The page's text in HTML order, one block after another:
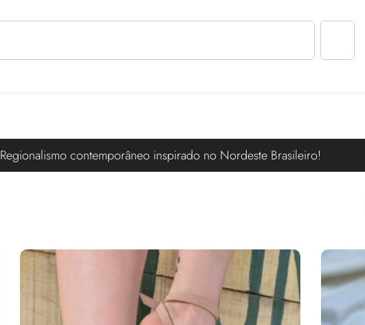
Regionalismo contemporâneo inspirado no Nordeste Brasileiro!